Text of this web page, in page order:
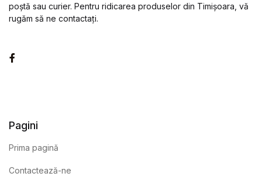
poștă sau curier. Pentru ridicarea produselor din Timișoara, vă
rugăm să ne contactați.
Pagini
Prima pagină
Contactează-ne